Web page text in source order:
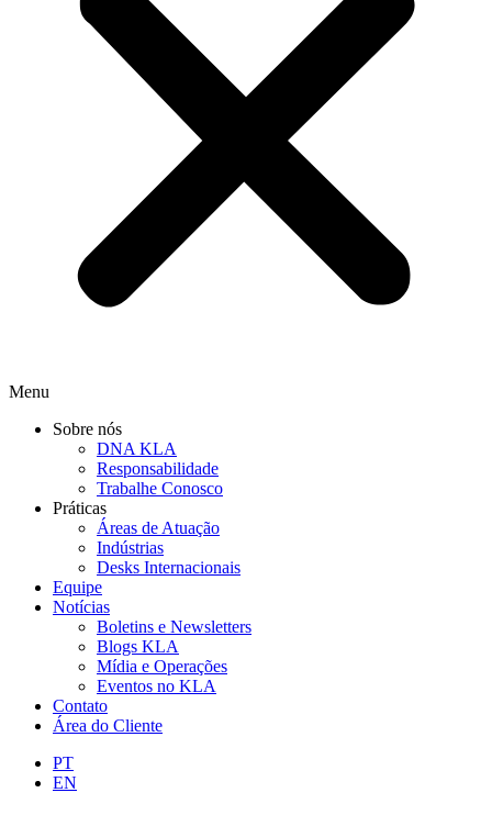
Menu
Sobre nós
DNA KLA
Responsabilidade
Trabalhe Conosco
Práticas
Áreas de Atuação
Indústrias
Desks Internacionais
Equipe
Notícias
Boletins e Newsletters
Blogs KLA
Mídia e Operações
Eventos no KLA
Contato
Área do Cliente
PT
EN